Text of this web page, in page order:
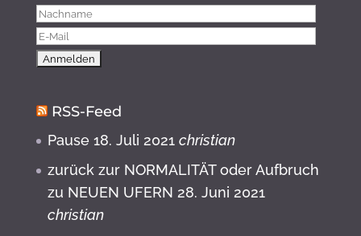
RSS-Feed
Pause 18. Juli 2021 christian
zurück zur NORMALITÄT oder Aufbruch
zu NEUEN UFERN 28. Juni 2021
christian